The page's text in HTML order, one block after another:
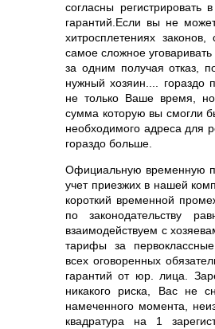
согласны
гарантий.Если вы не
хитросплетениях
самое сложное
за одним получая отказ,
нужный хозяин....
не только Ваше время,
сумма которую вы смогли
необходимого адреса для
гораздо больше.
Официальную временную
учет приезжих в нашей
короткий временной
по законодательству
взаимодействуем с
тарифы за
всех оговоренных
гарантий от юр. лица.
никакого риска, Вас не
намеченного момента,
квадратура на 1